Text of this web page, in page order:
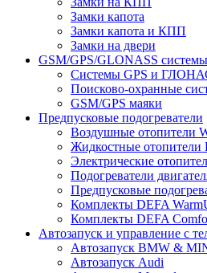
Замки капота
Замки капота и КПП
Замки на двери
GSM/GPS/GLONASS
Системы GPS и
Поисково-охранные
GSM/GPS маяки
Предпусковые подогреватели
Воздушные отопители
Жидкостные отопители
Электрические
Подогреватели
Предпусковые
Комплекты DEFA
Комплекты DEFA
Автозапуск и управление с
Автозапуск BMW &
Автозапуск Audi